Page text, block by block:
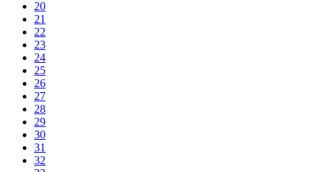
20
21
22
23
24
25
26
27
28
29
30
31
32